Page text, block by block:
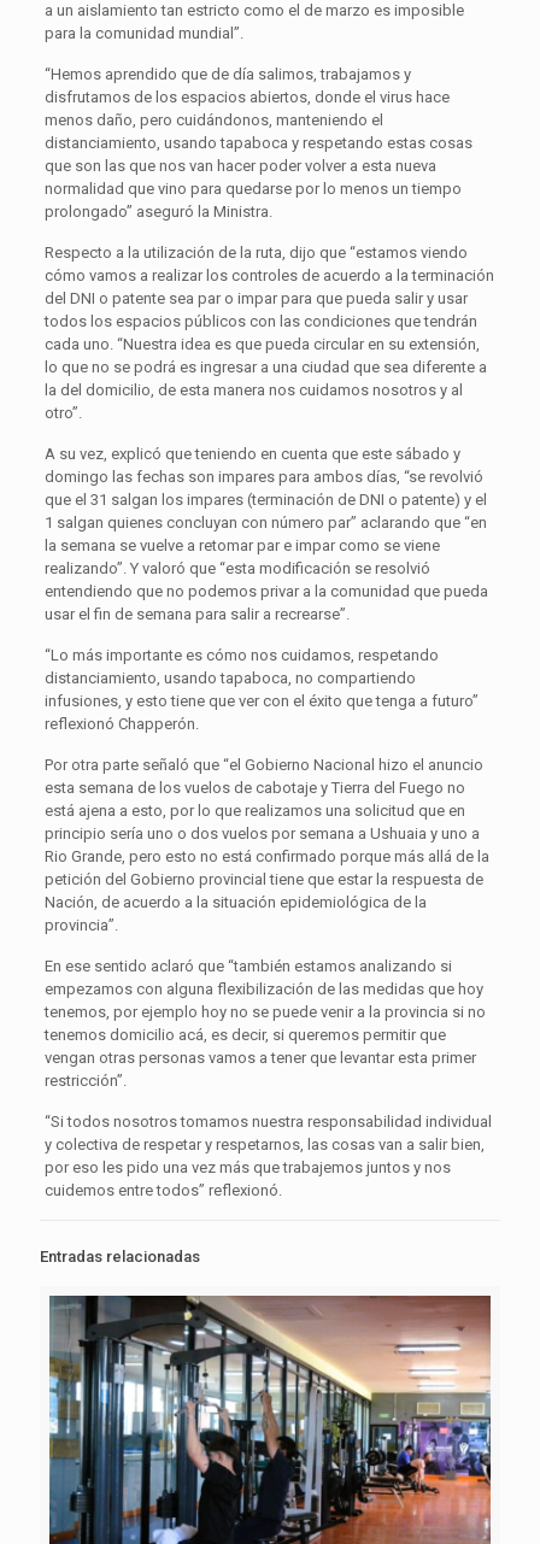
a un aislamiento tan estricto como el de marzo es imposible
para la comunidad mundial”.
“Hemos aprendido que de día salimos, trabajamos y
disfrutamos de los espacios abiertos, donde el virus hace
menos daño, pero cuidándonos, manteniendo el
distanciamiento, usando tapaboca y respetando estas cosas
que son las que nos van hacer poder volver a esta nueva
normalidad que vino para quedarse por lo menos un tiempo
prolongado” aseguró la Ministra.
Respecto a la utilización de la ruta, dijo que “estamos viendo
cómo vamos a realizar los controles de acuerdo a la terminación
del DNI o patente sea par o impar para que pueda salir y usar
todos los espacios públicos con las condiciones que tendrán
cada uno. “Nuestra idea es que pueda circular en su extensión,
lo que no se podrá es ingresar a una ciudad que sea diferente a
la del domicilio, de esta manera nos cuidamos nosotros y al
otro”.
A su vez, explicó que teniendo en cuenta que este sábado y
domingo las fechas son impares para ambos días, “se revolvió
que el 31 salgan los impares (terminación de DNI o patente) y el
1 salgan quienes concluyan con número par” aclarando que “en
la semana se vuelve a retomar par e impar como se viene
realizando”. Y valoró que “esta modificación se resolvió
entendiendo que no podemos privar a la comunidad que pueda
usar el fin de semana para salir a recrearse”.
“Lo más importante es cómo nos cuidamos, respetando
distanciamiento, usando tapaboca, no compartiendo
infusiones, y esto tiene que ver con el éxito que tenga a futuro”
reflexionó Chapperón.
Por otra parte señaló que “el Gobierno Nacional hizo el anuncio
esta semana de los vuelos de cabotaje y Tierra del Fuego no
está ajena a esto, por lo que realizamos una solicitud que en
principio sería uno o dos vuelos por semana a Ushuaia y uno a
Rio Grande, pero esto no está confirmado porque más allá de la
petición del Gobierno provincial tiene que estar la respuesta de
Nación, de acuerdo a la situación epidemiológica de la
provincia”.
En ese sentido aclaró que “también estamos analizando si
empezamos con alguna flexibilización de las medidas que hoy
tenemos, por ejemplo hoy no se puede venir a la provincia si no
tenemos domicilio acá, es decir, si queremos permitir que
vengan otras personas vamos a tener que levantar esta primer
restricción”.
“Si todos nosotros tomamos nuestra responsabilidad individual
y colectiva de respetar y respetarnos, las cosas van a salir bien,
por eso les pido una vez más que trabajemos juntos y nos
cuidemos entre todos” reflexionó.
Entradas relacionadas